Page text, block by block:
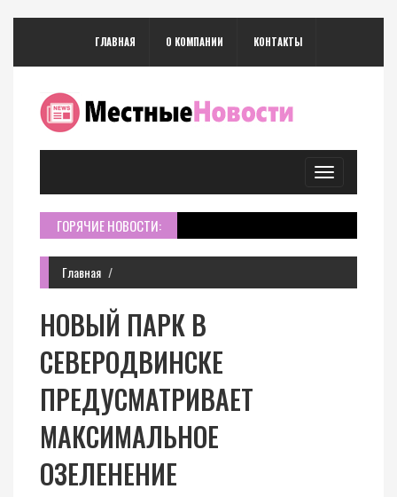
ГЛАВНАЯ О КОМПАНИИ КОНТАКТЫ
Toggle
navigation
ГОРЯЧИЕ НОВОСТИ:
Главная
НОВЫЙ ПАРК В
СЕВЕРОДВИНСКЕ
ПРЕДУСМАТРИВАЕТ
МАКСИМАЛЬНОЕ
ОЗЕЛЕНЕНИЕ